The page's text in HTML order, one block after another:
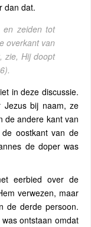
dan dat.
en zeiden tot
overkant van
zie, Hij doopt
in deze discussie.
Jezus bij naam, ze
de andere kant van
oostkant van de
de doper was
eerbied over de
verwezen, maar
de derde persoon.
ontstaan omdat